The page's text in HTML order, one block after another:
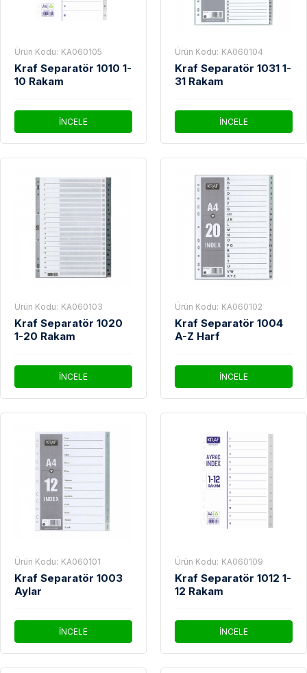
Ürün Kodu: KA060105
Kraf Separatör 1010 1-
10 Rakam
İNCELE
Ürün Kodu: KA060104
Kraf Separatör 1031 1-
31 Rakam
İNCELE
Ürün Kodu: KA060103
Kraf Separatör 1020
1-20 Rakam
İNCELE
Ürün Kodu: KA060102
Kraf Separatör 1004
A-Z Harf
İNCELE
Ürün Kodu: KA060101
Kraf Separatör 1003
Aylar
İNCELE
Ürün Kodu: KA060109
Kraf Separatör 1012 1-
12 Rakam
İNCELE